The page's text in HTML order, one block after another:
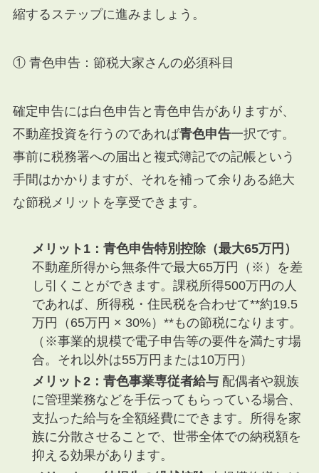
縮するステップに進みましょう。
① 青色申告：節税大家さんの必須科目
確定申告には白色申告と青色申告がありますが、
不動産投資を行うのであれば青色申告一択です。
事前に税務署への届出と複式簿記での記帳という
手間はかかりますが、それを補って余りある絶大
な節税メリットを享受できます。
メリット1：青色申告特別控除（最大65万円）
不動産所得から無条件で最大65万円（※）を差
し引くことができます。課税所得500万円の人
であれば、所得税・住民税を合わせて**約19.5
万円（65万円 × 30%）**もの節税になります。
（※事業的規模で電子申告等の要件を満たす場
合。それ以外は55万円または10万円）
メリット2：青色事業専従者給与配偶者や親族
に管理業務などを手伝ってもらっている場合、
支払った給与を全額経費にできます。所得を家
族に分散させることで、世帯全体での納税額を
抑える効果があります。